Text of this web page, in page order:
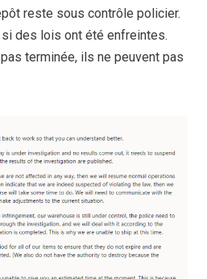
reste sous contrôle policier.
des lois ont été enfreintes.
terminée, ils ne peuvent pas